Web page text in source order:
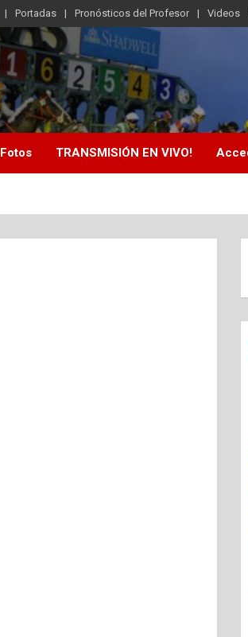
Portadas Pronósticos del Profesor Videos
Fotos TRANSMISIÓN EN VIVO!